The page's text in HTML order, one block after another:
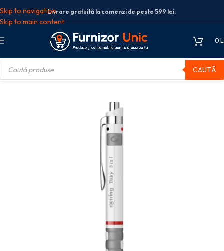
Skip to navigation
Skip to main content
Livrare gratuită la comenzi de peste 599 lei.
0
CAUTĂ
Pixuri